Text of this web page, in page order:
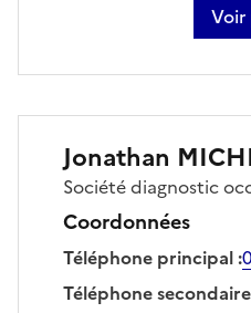
Voir
sur
Jonathan
Sociétédiagnostic
Coordonnées
Téléphone principal:
Téléphone secondaire